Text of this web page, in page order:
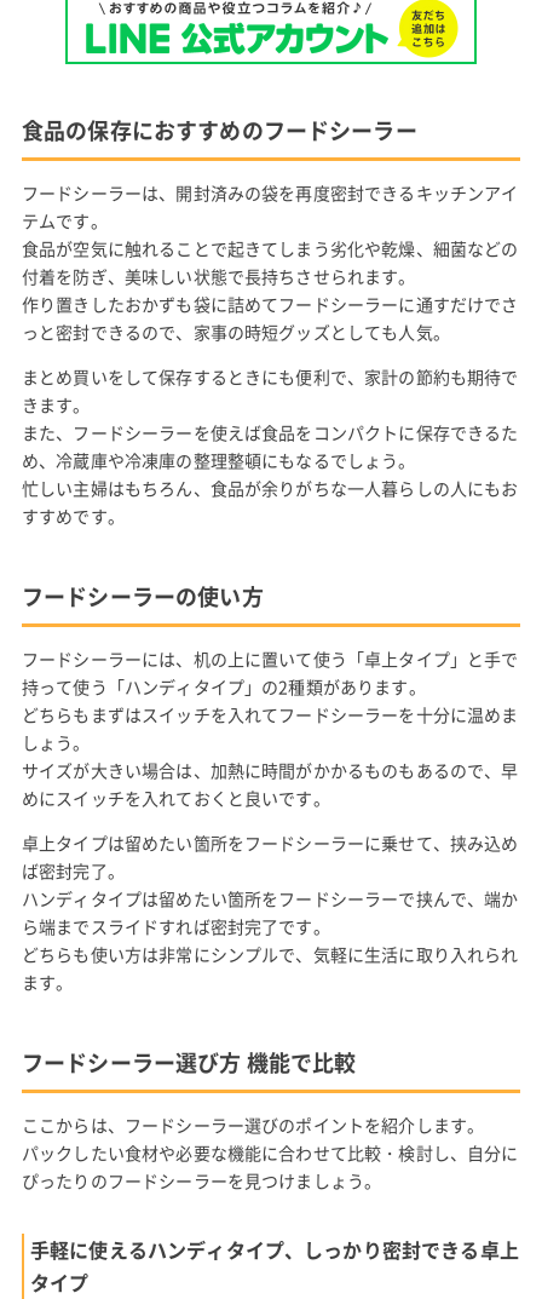
食品の保存におすすめのフードシーラー
フードシーラーは、開封済みの袋を再度密封できるキッチンアイ
テムです。
食品が空気に触れることで起きてしまう劣化や乾燥、細菌などの
付着を防ぎ、美味しい状態で長持ちさせられます。
作り置きしたおかずも袋に詰めてフードシーラーに通すだけでさ
っと密封できるので、家事の時短グッズとしても人気。
まとめ買いをして保存するときにも便利で、家計の節約も期待で
きます。
また、フードシーラーを使えば食品をコンパクトに保存できるた
め、冷蔵庫や冷凍庫の整理整頓にもなるでしょう。
忙しい主婦はもちろん、食品が余りがちな一人暮らしの人にもお
すすめです。
フードシーラーの使い方
フードシーラーには、机の上に置いて使う「卓上タイプ」と手で
持って使う「ハンディタイプ」の2種類があります。
どちらもまずはスイッチを入れてフードシーラーを十分に温めま
しょう。
サイズが大きい場合は、加熱に時間がかかるものもあるので、早
めにスイッチを入れておくと良いです。
卓上タイプは留めたい箇所をフードシーラーに乗せて、挟み込め
ば密封完了。
ハンディタイプは留めたい箇所をフードシーラーで挟んで、端か
ら端までスライドすれば密封完了です。
どちらも使い方は非常にシンプルで、気軽に生活に取り入れられ
ます。
フードシーラー選び方 機能で比較
ここからは、フードシーラー選びのポイントを紹介します。
パックしたい食材や必要な機能に合わせて比較・検討し、自分に
ぴったりのフードシーラーを見つけましょう。
手軽に使えるハンディタイプ、しっかり密封できる卓上
タイプ